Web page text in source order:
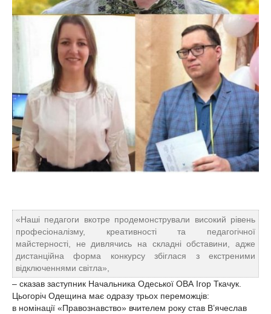
«Наші педагоги вкотре продемонстрували високий рівень
професіоналізму, креативності та педагогічної
майстерності, не дивлячись на складні обставини, адже
дистанційна форма конкурсу збіглася з екстреними
відключеннями світла»,
– сказав заступник Начальника Одеської ОВА Ігор Ткачук.
Цьогоріч Одещина має одразу трьох переможців:
в номінації «Правознавство» вчителем року став В’ячеслав